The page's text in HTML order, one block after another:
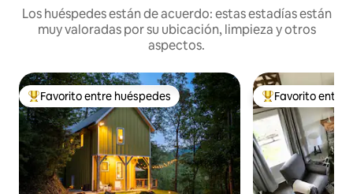
Los huéspedes están de acuerdo: estas estadías están
muy valoradas por su ubicación, limpieza y otros
aspectos.
Favorito entre huéspedes preferido
Favorito entre huéspedes Favorito entre
Favorito entre